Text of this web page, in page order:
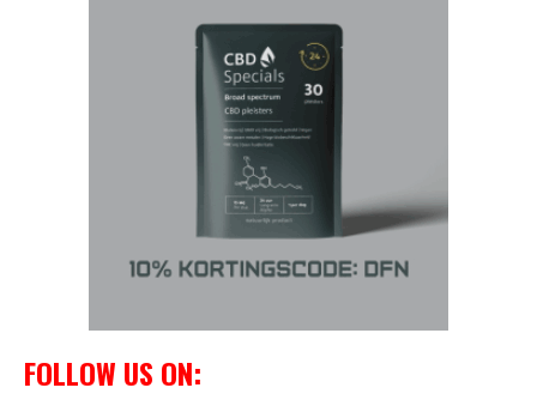
FOLLOW US ON: